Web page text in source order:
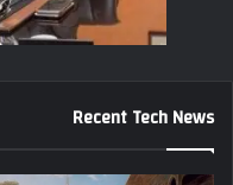
Recent Tech News